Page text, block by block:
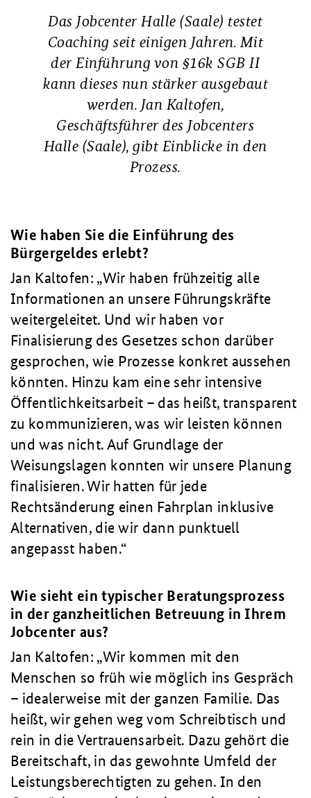
Das Jobcenter Halle (Saale) testet
Coaching seit einigen Jahren. Mit
der Einführung von §16k SGB II
kann dieses nun stärker ausgebaut
werden. Jan Kaltofen,
Geschäftsführer des Jobcenters
Halle (Saale), gibt Einblicke in den
Prozess.
Wie haben Sie die Einführung des
Bürgergeldes erlebt?
Jan Kaltofen: Wir haben frühzeitig alle
Informationen an unsere Führungskräfte
weitergeleitet. Und wir haben vor
Finalisierung des Gesetzes schon darüber
gesprochen, wie Prozesse konkret aussehen
könnten. Hinzu kam eine sehr intensive
Öffentlichkeitsarbeit – das heißt, transparent
zu kommunizieren, was wir leisten können
und was nicht. Auf Grundlage der
Weisungslagen konnten wir unsere Planung
finalisieren. Wir hatten für jede
Rechtsänderung einen Fahrplan inklusive
Alternativen, die wir dann punktuell
angepasst haben.
Wie sieht ein typischer Beratungsprozess
in der ganzheitlichen Betreuung in Ihrem
Jobcenter aus?
Jan Kaltofen: Wir kommen mit den
Menschen so früh wie möglich ins Gespräch
– idealerweise mit der ganzen Familie. Das
heißt, wir gehen weg vom Schreibtisch und
rein in die Vertrauensarbeit. Dazu gehört die
Bereitschaft, in das gewohnte Umfeld der
Leistungsberechtigten zu gehen. In den